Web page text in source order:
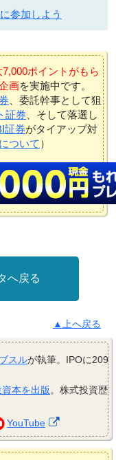
参加しよう
ポイントがもら
画を実施中です。
、委託幹事として狙
証券 、そして落選し
証券がタイアップ対
ついて ）
へ戻る
▲上へ戻る
スルが執筆。IPOに209
資本を出版。株式投資歴
YouTube